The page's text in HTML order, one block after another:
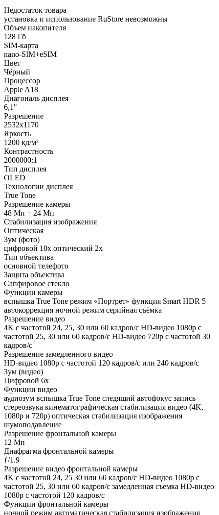
Недостаток товара
установка и использование RuStore невозможны
Объем накопителя
128 Гб
SIM-карта
nano-SIM+eSIM
Цвет
Чёрный
Процессор
Apple A18
Диагональ дисплея
6,1"
Разрешение
2532x1170
Яркость
1200 кд/м²
Контрастность
2000000:1
Тип дисплея
OLED
Технологии дисплея
True Tone
Разрешение камеры
48 Мп + 24 Мп
Стабилизация изображения
Оптическая
Зум (фото)
цифровой 10x оптический 2x
Тип объектива
основной телефото
Защита объектива
Сапфировое стекло
Функции камеры
вспышка True Tone режим «Портрет» функция Smart HDR 5
автокоррекция ночной режим серийная съëмка
Разрешение видео
4K с частотой 24, 25, 30 или 60 кадров/ с HD-видео 1080p с
частотой 25, 30 или 60 кадров/ с HD-видео 720p с частотой 30
кадров/ с
Разрешение замедленного видео
HD-видео 1080р c частотой 120 кадров/ с или 240 кадров/ с
Зум (видео)
Цифровой 6х
Функции видео
аудиозум вспышка True Tone следящий автофокус запись
стереозвука кинематографическая стабилизация видео (4K,
1080p и 720p) оптическая стабилизация изображения
шумоподавление
Разрешение фронтальной камеры
12 Мп
Диафрагма фронтальной камеры
ƒ/1.9
Разрешение видео фронтальной камеры
4K с частотой 24, 25 30 или 60 кадров/с HD-видео 1080p с
частотой 25, 30 или 60 кадров/с замедленная съемка HD-видео
1080p с частотой 120 кадров/с
Функции фронтальной камеры
ночной режим автоматическая стабилизация изображения